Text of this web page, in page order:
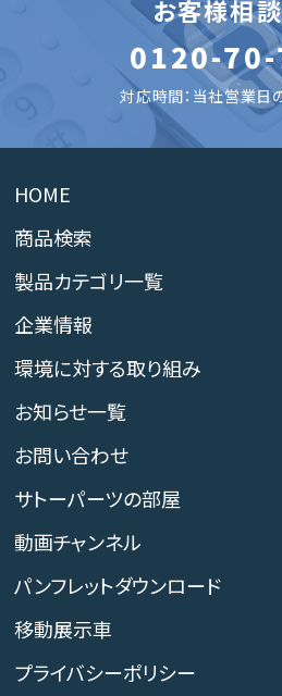
お客様相
0120-
対応時間：当社営業日
HOME
商品検索
製品カテゴリ一覧
企業情報
環境に対する取り組み
お知らせ一覧
お問い合わせ
サトーパーツの部屋
動画チャンネル
パンフレットダウンロード
移動展示車
プライバシーポリシー